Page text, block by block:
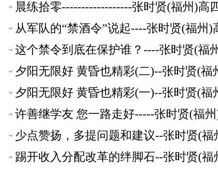
晨练拾零------------------张时贤(福州)高
从军队的“禁酒令”说起----张时贤(福州
这个禁令到底在保护谁？----张时贤(福
夕阳无限好 黄昏也精彩(二)--张时贤(
夕阳无限好 黄昏也精彩(一)--张时贤(
许善继学友 您一路走好-----张时贤(福
少点赞扬，多提问题和建议--张时贤(
踢开收入分配改革的绊脚石--张时贤(